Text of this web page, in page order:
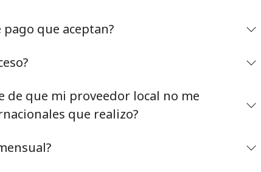
Al abrir una cuenta en este sitio web, estoy de
acuerdo con estos
que aceptan?
de que mi proveedor local no me
que realizo?